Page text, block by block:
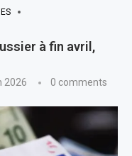
à fin avril,
2026 0 comments